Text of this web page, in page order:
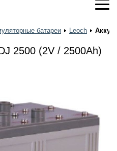
батареи Leoch
2500 (2V / 2500Ah)